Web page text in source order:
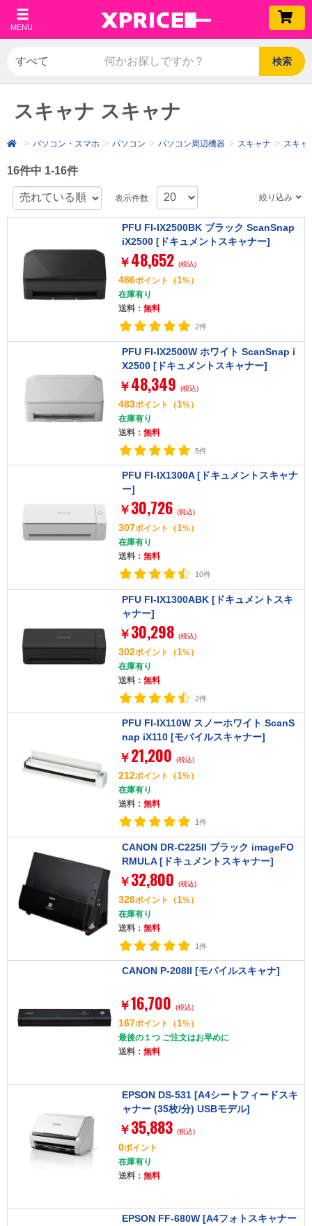
MENU
検索
スキャナ スキャナ
パソコン・スマホ パソコン パソコン周辺機器 スキャナ スキャ
16件中 1-16件
表示件数 絞り込み
PFU FI-IX2500BK ブラック ScanSnap
iX2500 [ドキュメントスキャナー]
￥ 48,652 (税込)
486ポイント （1%）
在庫有り
送料： 無料
2件
PFU FI-IX2500W ホワイト ScanSnap i
X2500 [ドキュメントスキャナー]
￥ 48,349 (税込)
483ポイント （1%）
在庫有り
送料： 無料
5件
PFU FI-IX1300A [ドキュメントスキャナ
ー]
￥ 30,726 (税込)
307ポイント （1%）
在庫有り
送料： 無料
10件
PFU FI-IX1300ABK [ドキュメントスキ
ャナー]
￥ 30,298 (税込)
302ポイント （1%）
在庫有り
送料： 無料
2件
PFU FI-IX110W スノーホワイト ScanS
nap iX110 [モバイルスキャナー]
￥ 21,200 (税込)
212ポイント （1%）
在庫有り
送料： 無料
1件
CANON DR-C225II ブラック imageFO
RMULA [ドキュメントスキャナー]
￥ 32,800 (税込)
328ポイント （1%）
在庫有り
送料： 無料
1件
CANON P-208II [モバイルスキャナ]
￥16,700 (税込)
167ポイント （1%）
最後の１つ ご注文はお早めに
送料： 無料
EPSON DS-531 [A4シートフィードスキ
ャナー (35枚/分) USBモデル]
￥ 35,883 (税込)
0ポイント
在庫有り
送料： 無料
EPSON FF-680W [A4フォトスキャナー